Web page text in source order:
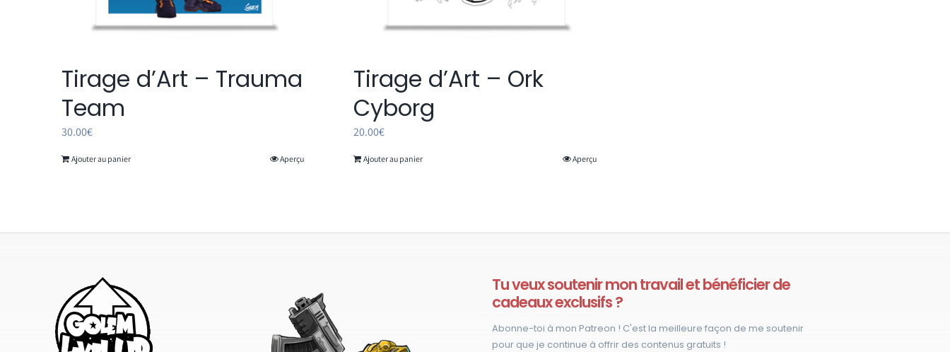
Tirage d’Art – Trauma
Team
30.00€
Ajouter au panier Aperçu
Tirage d’Art – Ork
Cyborg
20.00€
Ajouter au panier Aperçu
Tu veux soutenir mon travail et bénéficier de
cadeaux exclusifs ?
Abonne-toi à mon Patreon ! C'est la meilleure façon de me soutenir
pour que je continue à offrir des contenus gratuits !